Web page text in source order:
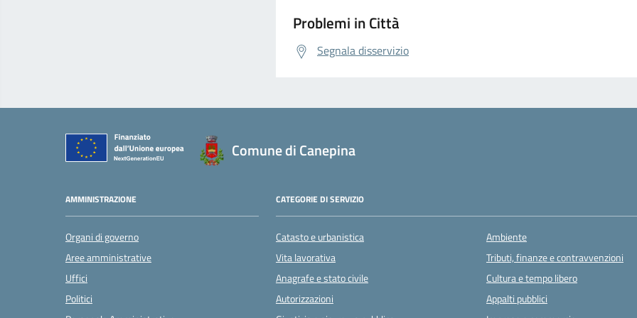
Problemi in Città
Segnala disservizio
Comune di Canepina
AMMINISTRAZIONE
Organi di governo
Aree amministrative
Uffici
Politici
CATEGORIE DI SERVIZIO
Catasto e urbanistica
Vita lavorativa
Anagrafe e stato civile
Autorizzazioni
Ambiente
Tributi, finanze e contravvenzioni
Cultura e tempo libero
Appalti pubblici